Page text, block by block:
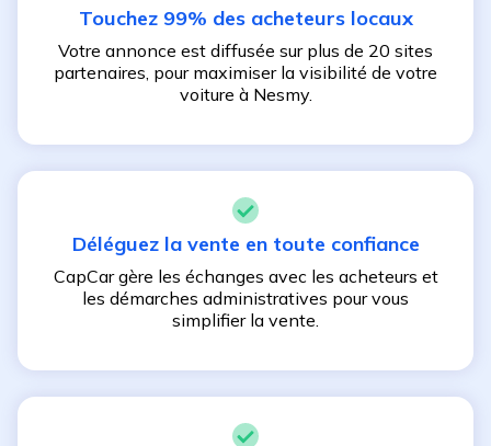
Touchez 99% des acheteurs locaux
Votre annonce est diffusée sur plus de 20 sites
partenaires, pour maximiser la visibilité de votre
voiture à Nesmy.
Déléguez la vente en toute confiance
CapCar gère les échanges avec les acheteurs et
les démarches administratives pour vous
simplifier la vente.